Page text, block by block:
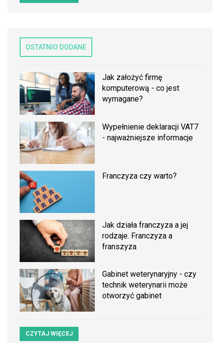
OSTATNIO DODANE
Jak założyć firmę
komputerową - co jest
wymagane?
Wypełnienie deklaracji VAT7
- najważniejsze informacje
Franczyza czy warto?
Jak działa franczyza a jej
rodzaje. Franczyza a
franszyza
Gabinet weterynaryjny - czy
technik weterynarii może
otworzyć gabinet
CZYTAJ WIĘCEJ